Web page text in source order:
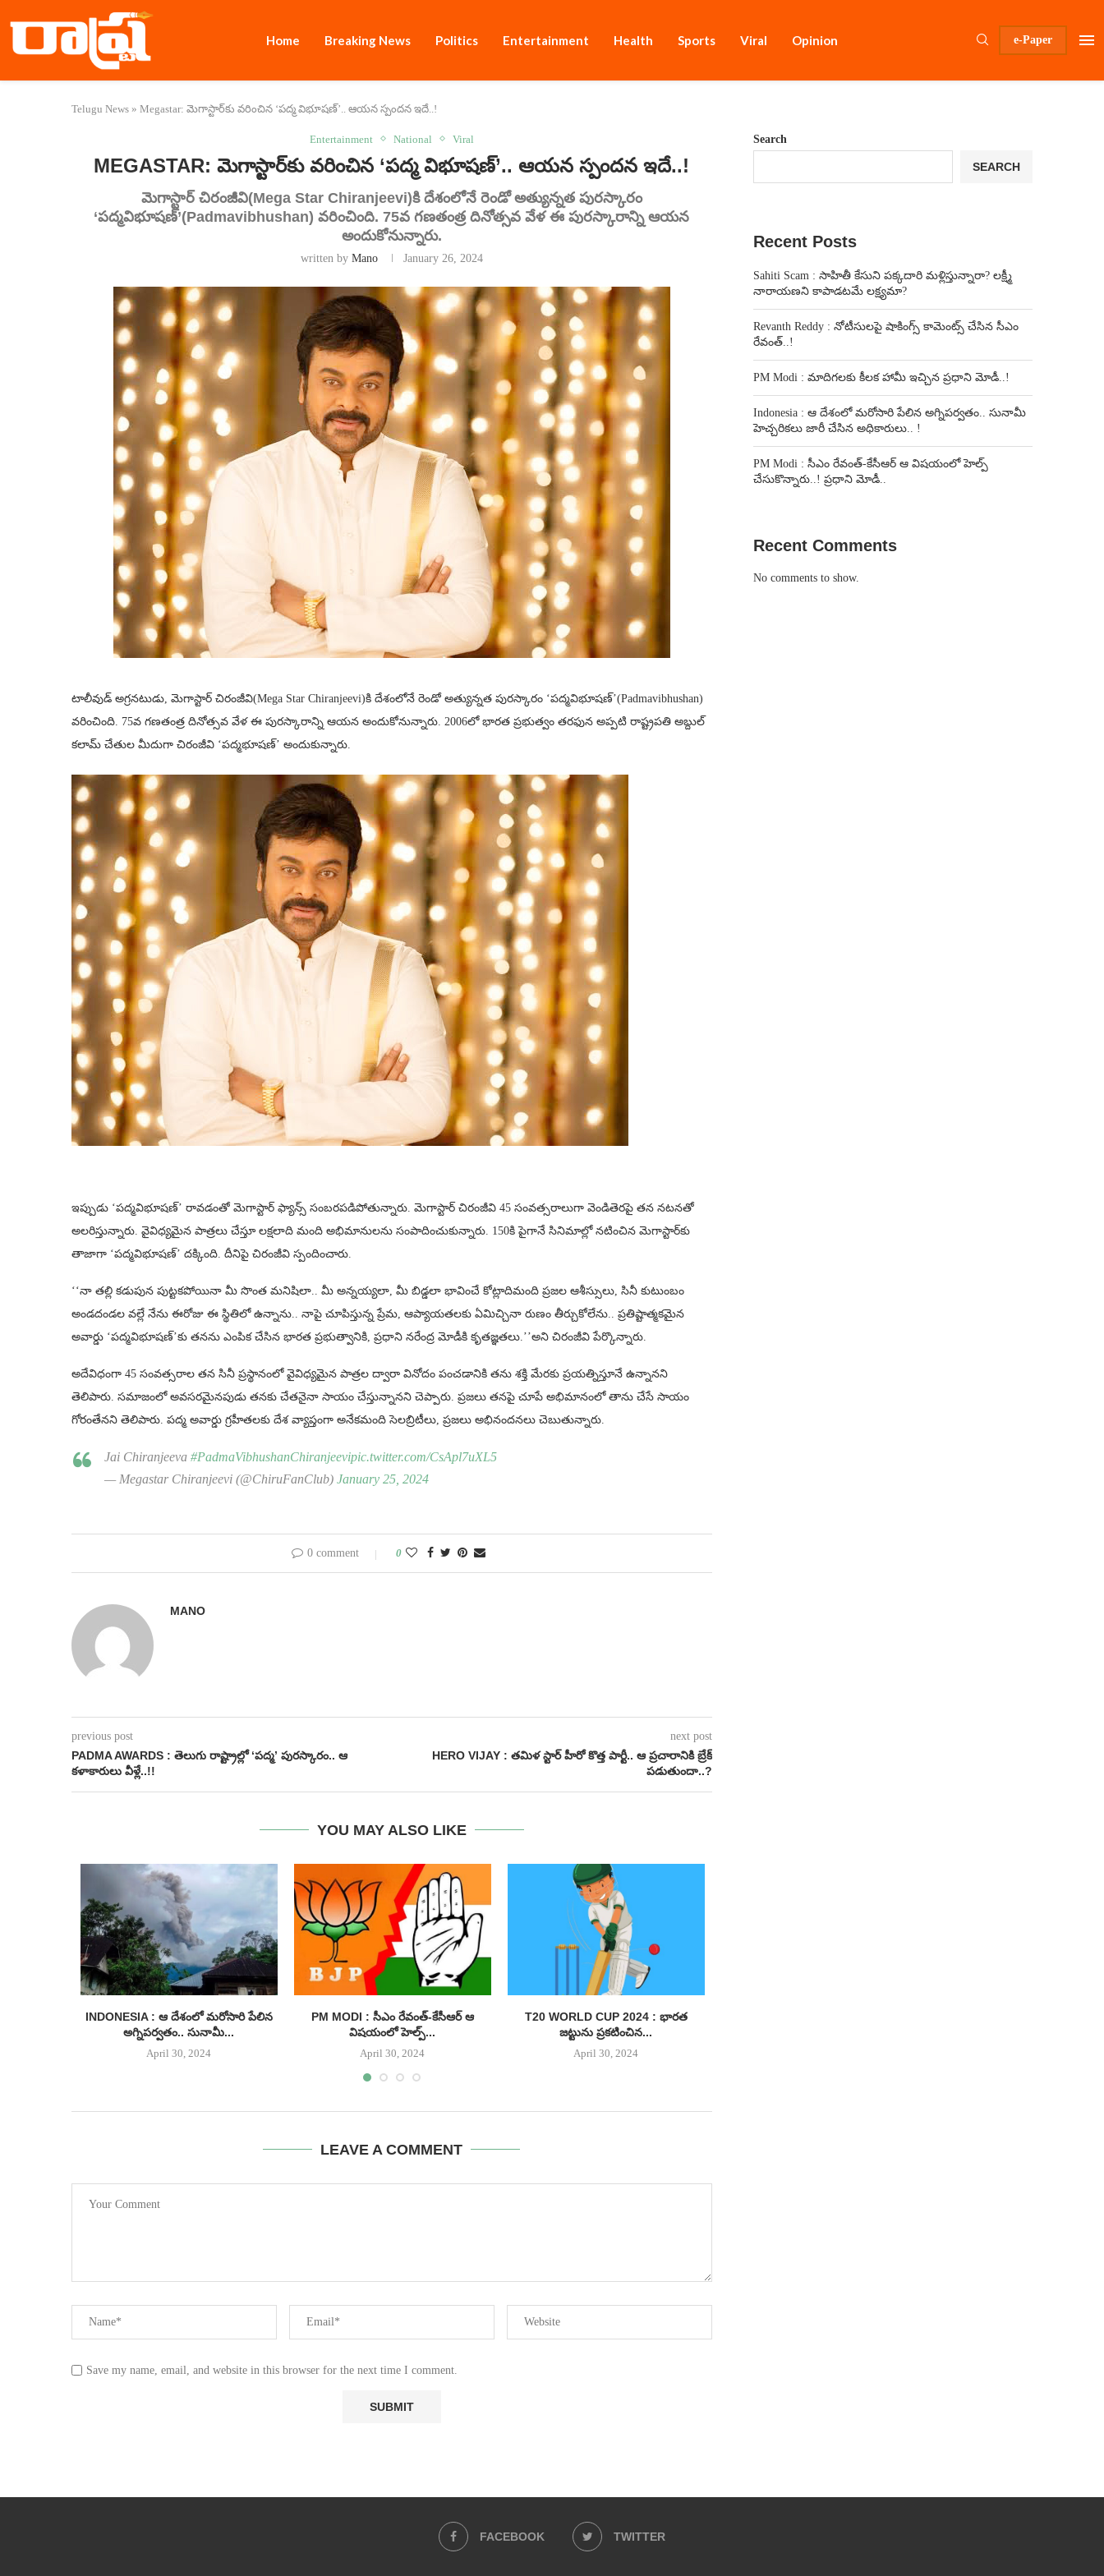
Home Breaking News Politics Entertainment Health Sports Viral Opinion e-Paper
Telugu News » Megastar: మెగాస్టార్‌కు వరించిన ‘పద్మ విభూషణ్’.. ఆయన స్పందన ఇదే..!
Entertainment National Viral
MEGASTAR: మెగాస్టార్‌కు వరించిన ‘పద్మ విభూషణ్’.. ఆయన స్పందన ఇదే..!
మెగాస్టార్ చిరంజీవి(Mega Star Chiranjeevi)కి దేశంలోనే రెండో అత్యున్నత పురస్కారం
‘పద్మవిభూషణ్’(Padmavibhushan) వరించింది. 75వ గణతంత్ర దినోత్సవ వేళ ఈ పురస్కారాన్ని ఆయన
అందుకోనున్నారు.
written by Mano January 26, 2024
టాలీవుడ్ అగ్రనటుడు, మెగాస్టార్ చిరంజీవి(Mega Star Chiranjeevi)కి దేశంలోనే రెండో అత్యున్నత పురస్కారం ‘పద్మవిభూషణ్’(Padmavibhushan)
వరించింది. 75వ గణతంత్ర దినోత్సవ వేళ ఈ పురస్కారాన్ని ఆయన అందుకోనున్నారు. 2006లో భారత ప్రభుత్వం తరఫున అప్పటి రాష్ట్రపతి అబ్దుల్
కలామ్ చేతుల మీదుగా చిరంజీవి ‘పద్మభూషణ్’ అందుకున్నారు.
ఇప్పుడు ‘పద్మవిభూషణ్’ రావడంతో మెగాస్టార్ ఫ్యాన్స్ సంబరపడిపోతున్నారు. మెగాస్టార్ చిరంజీవి 45 సంవత్సరాలుగా వెండితెరపై తన నటనతో
అలరిస్తున్నారు. వైవిధ్యమైన పాత్రలు చేస్తూ లక్షలాది మంది అభిమానులను సంపాదించుకున్నారు. 150కి పైగానే సినిమాల్లో నటించిన మెగాస్టార్‌కు
తాజాగా ‘పద్మవిభూషణ్’ దక్కింది. దీనిపై చిరంజీవి స్పందించారు.
‘‘నా తల్లి కడుపున పుట్టకపోయినా మీ సొంత మనిషిలా.. మీ అన్నయ్యలా, మీ బిడ్డలా భావించే కోట్లాదిమంది ప్రజల ఆశీస్సులు, సినీ కుటుంబం
అండదండల వల్లే నేను ఈరోజు ఈ స్థితిలో ఉన్నాను.. నాపై చూపిస్తున్న ప్రేమ, ఆప్యాయతలకు ఏమిచ్చినా రుణం తీర్చుకోలేను.. ప్రతిష్టాత్మకమైన
అవార్డు ‘పద్మవిభూషణ్’కు తనను ఎంపిక చేసిన భారత ప్రభుత్వానికి, ప్రధాని నరేంద్ర మోడీకి కృతజ్ఞతలు.’’అని చిరంజీవి పేర్కొన్నారు.
అదేవిధంగా 45 సంవత్సరాల తన సినీ ప్రస్థానంలో వైవిధ్యమైన పాత్రల ద్వారా వినోదం పంచడానికి తను శక్తి మేరకు ప్రయత్నిస్తూనే ఉన్నానని
తెలిపారు. సమాజంలో అవసరమైనపుడు తనకు చేతనైనా సాయం చేస్తున్నానని చెప్పారు. ప్రజలు తనపై చూపే అభిమానంలో తాను చేసే సాయం
గోరంతేనని తెలిపారు. పద్మ అవార్డు గ్రహీతలకు దేశ వ్యాప్తంగా అనేకమంది సెలబ్రిటీలు, ప్రజలు అభినందనలు చెబుతున్నారు.
Jai Chiranjeeva #PadmaVibhushanChiranjeevipic.twitter.com/CsApl7uXL5
— Megastar Chiranjeevi (@ChiruFanClub) January 25, 2024
0 comment 0
MANO
previous post
PADMA AWARDS : తెలుగు రాష్ట్రాల్లో ‘పద్మ’ పురస్కారం.. ఆ
కళాకారులు వీళ్లే..!!
next post
HERO VIJAY : తమిళ స్టార్ హీరో కొత్త పార్టీ.. ఆ ప్రచారానికి బ్రేక్
పడుతుందా..?
YOU MAY ALSO LIKE
INDONESIA : ఆ దేశంలో మరోసారి పేలిన
అగ్నిపర్వతం.. సునామీ...
April 30, 2024
PM MODI : సీఎం రేవంత్-కేసీఆర్ ఆ
విషయంలో హెల్ప్...
April 30, 2024
T20 WORLD CUP 2024 : భారత
జట్టును ప్రకటించిన...
April 30, 2024
LEAVE A COMMENT
Save my name, email, and website in this browser for the next time I comment.
Search
SEARCH
Recent Posts
Sahiti Scam : సాహితీ కేసుని పక్కదారి మళ్లిస్తున్నారా? లక్ష్మీ
నారాయణని కాపాడటమే లక్ష్యమా?
Revanth Reddy : నోటీసులపై షాకింగ్స్ కామెంట్స్ చేసిన సీఎం
రేవంత్..!
PM Modi : మాదిగలకు కీలక హామీ ఇచ్చిన ప్రధాని మోడీ..!
Indonesia : ఆ దేశంలో మరోసారి పేలిన అగ్నిపర్వతం.. సునామీ
హెచ్చరికలు జారీ చేసిన అధికారులు.. !
PM Modi : సీఎం రేవంత్-కేసీఆర్ ఆ విషయంలో హెల్ప్
చేసుకొన్నారు..! ప్రధాని మోడీ..
Recent Comments
No comments to show.
FACEBOOK TWITTER